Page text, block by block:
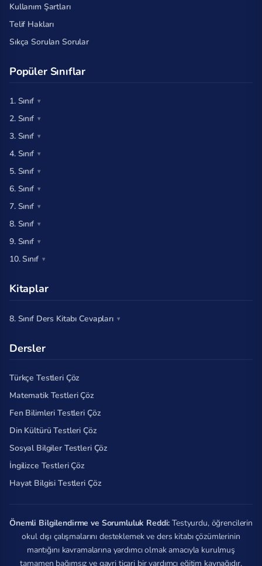
Kullanım Şartları
Telif Hakları
Sıkça Sorulan Sorular
Popüler Sınıflar
1. Sınıf
2. Sınıf
3. Sınıf
4. Sınıf
5. Sınıf
6. Sınıf
7. Sınıf
8. Sınıf
9. Sınıf
10. Sınıf
Kitaplar
8. Sınıf Ders Kitabı Cevapları
Dersler
Türkçe Testleri Çöz
Matematik Testleri Çöz
Fen Bilimleri Testleri Çöz
Din Kültürü Testleri Çöz
Sosyal Bilgiler Testleri Çöz
İngilizce Testleri Çöz
Hayat Bilgisi Testleri Çöz
Önemli Bilgilendirme ve Sorumluluk Reddi: Testyurdu, öğrencilerin
okul dışı çalışmalarını desteklemek ve ders kitabı çözümlerinin
mantığını kavramalarına yardımcı olmak amacıyla kurulmuş
tamamen bağımsız ve gayri ticari bir yardımcı eğitim kaynağıdır.